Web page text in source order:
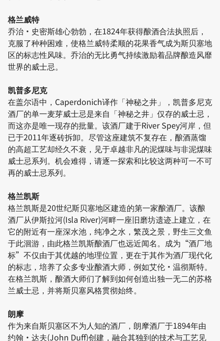
格兰威特
乔治·史密斯雄心勃勃，在1824年获得酿酒合法执照后，
克服了种种困难，使格兰威特柔顺的花果香气成为斯贝塞地
区的标志性风味。乔治的无比勇气持续激励着品牌酿造风靡
世界的威士忌。
凯普多尼克
在盖尔语中，Caperdonich译作「神秘之井」，凯普多尼克
酒厂的单一麦芽威士忌是来自「神秘之井」仅存的威士忌，
而这亦是唯一现存的批量。该酒厂建于River Spey河岸，但
已于2011年逐砖拆卸。尽管这座建筑不复存在，酿酒蒸馏
的高超工艺却经久不衰，见于卓越非凡的泥煤味与非泥煤味
威士忌系列。机会难得，请逐一探索和比较这两种可一不可
再的威士忌系列。
格兰凯斯
格兰凯斯是20世纪斯贝塞地区建造的第一家酿酒厂。该酿
酒厂从伊斯拉河(Isla River)河畔一座旧磨坊遗迹上建立，在
它的附近有一座深水池，纯净之水，繁茂之景，野生三文鱼
于此洄游，由此格兰凯斯酿酒厂也远近闻名。成为“酒厂地
标”不仅由于其优越的地理位置，更在于其作为酒厂现代化
的标志，培养了众多专业酿酒大师，例如艾伦·温彻斯特。
在格兰凯斯，酿酒大师们了解到如何创造出独一无二的苏格
兰威士忌，并将斯贝塞风格贯彻始终。
朗摩
作为来自斯贝塞区不为人知的酒厂，朗摩酒厂于1894年由
约翰·达夫(John Duff)创建，融合其独到的技术与工艺见